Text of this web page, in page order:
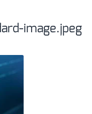
image.jpeg